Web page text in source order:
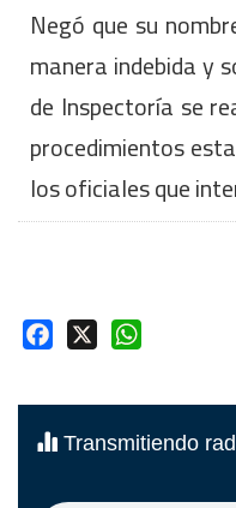
Negó que su
manera indebida y
de Inspectoría se
procedimientos
los oficiales que
Facebook
Transmitiendo